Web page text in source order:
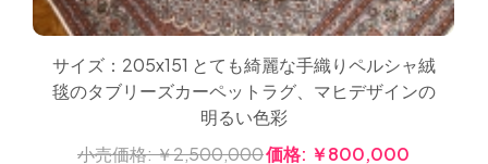
サイズ：205x151 とても綺麗な手織りペルシャ絨
毯のタブリーズカーペットラグ、マヒデザインの
明るい色彩
小売価格:￥2,500,000価格: ￥800,000